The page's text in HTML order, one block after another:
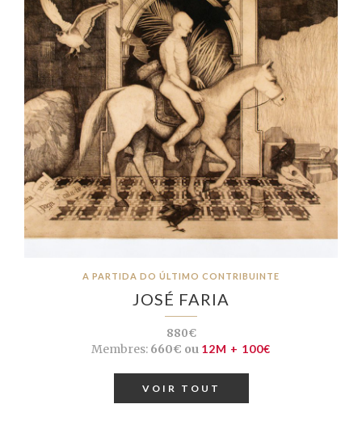
A PARTIDA DO ÚLTIMO CONTRIBUINTE
JOSÉ FARIA
880€
Membres: 660€ ou 12M + 100€
VOIR TOUT